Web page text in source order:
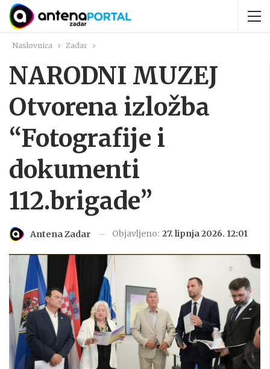
Naslovnica Zadar
NARODNI MUZEJ
Otvorena izložba
“Fotografije i
dokumenti
112.brigade”
Antena Zadar Objavljeno: 27. lipnja 2026. 12:01